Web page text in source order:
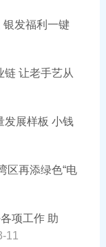
银发福利一键
链 让老手艺从
发展样板 小钱
区再添绿色“电
项工作 助
11